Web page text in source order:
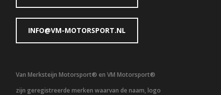
INFO@VM-MOTORSPORT.NL
Van Merksteijn Motorsport® en VM Motorsport®
zijn geregistreerde merken waarvan de naam, logo